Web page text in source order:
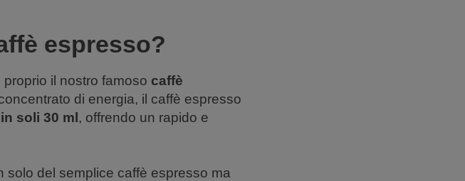
espresso?
il nostro famoso caffè
di energia, il caffè espresso
soli 30 ml , offrendo un rapido e
solo del semplice caffè espresso ma